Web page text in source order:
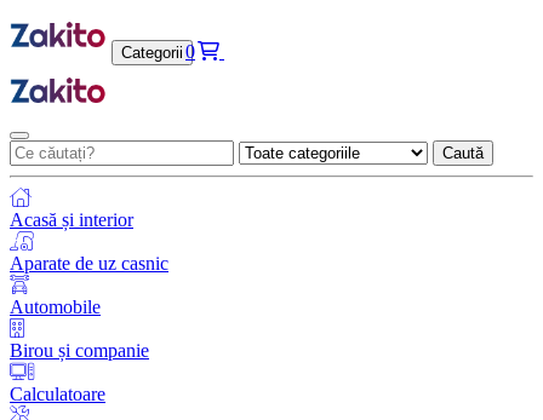
Categorii 0
Caută
Acasă și interior
Aparate de uz casnic
Automobile
Birou și companie
Calculatoare